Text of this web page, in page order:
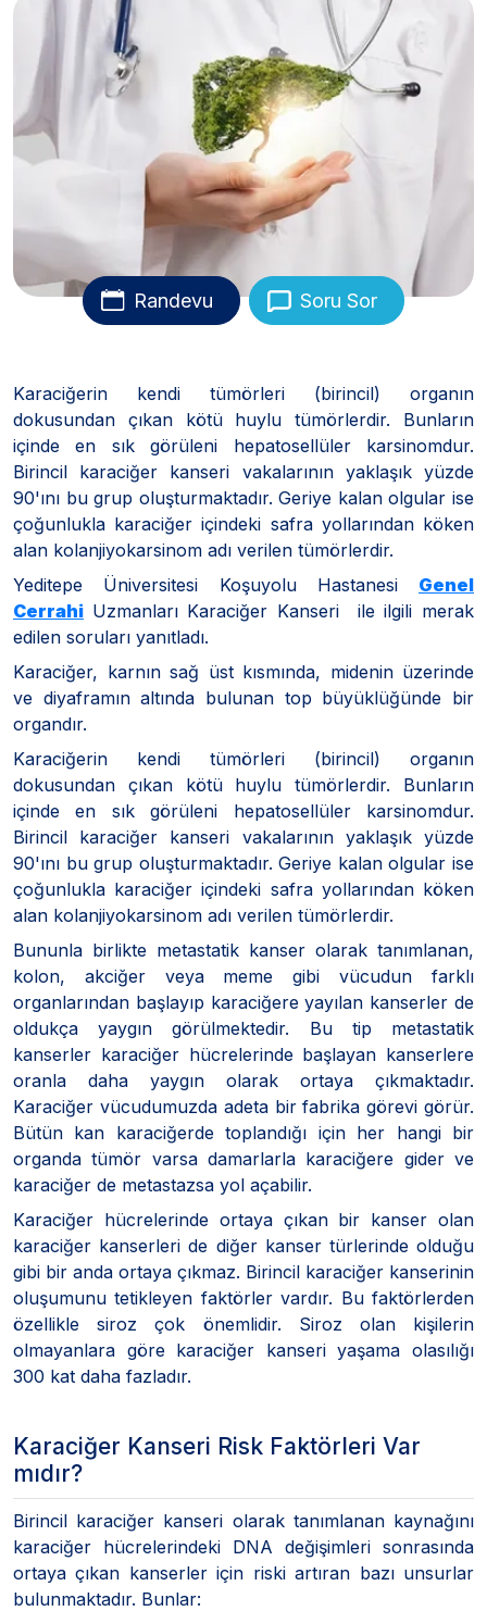
Randevu Soru Sor
Karaciğerin kendi tümörleri (birincil) organın
dokusundan çıkan kötü huylu tümörlerdir. Bunların
içinde en sık görüleni hepatosellüler karsinomdur.
Birincil karaciğer kanseri vakalarının yaklaşık yüzde
90'ını bu grup oluşturmaktadır. Geriye kalan olgular ise
çoğunlukla karaciğer içindeki safra yollarından köken
alan kolanjiyokarsinom adı verilen tümörlerdir.
Yeditepe Üniversitesi Koşuyolu Hastanesi Genel
Cerrahi Uzmanları Karaciğer Kanseri ile ilgili merak
edilen soruları yanıtladı.
Karaciğer, karnın sağ üst kısmında, midenin üzerinde
ve diyaframın altında bulunan top büyüklüğünde bir
organdır.
Karaciğerin kendi tümörleri (birincil) organın
dokusundan çıkan kötü huylu tümörlerdir. Bunların
içinde en sık görüleni hepatosellüler karsinomdur.
Birincil karaciğer kanseri vakalarının yaklaşık yüzde
90'ını bu grup oluşturmaktadır. Geriye kalan olgular ise
çoğunlukla karaciğer içindeki safra yollarından köken
alan kolanjiyokarsinom adı verilen tümörlerdir.
Bununla birlikte metastatik kanser olarak tanımlanan,
kolon, akciğer veya meme gibi vücudun farklı
organlarından başlayıp karaciğere yayılan kanserler de
oldukça yaygın görülmektedir. Bu tip metastatik
kanserler karaciğer hücrelerinde başlayan kanserlere
oranla daha yaygın olarak ortaya çıkmaktadır.
Karaciğer vücudumuzda adeta bir fabrika görevi görür.
Bütün kan karaciğerde toplandığı için her hangi bir
organda tümör varsa damarlarla karaciğere gider ve
karaciğer de metastazsa yol açabilir.
Karaciğer hücrelerinde ortaya çıkan bir kanser olan
karaciğer kanserleri de diğer kanser türlerinde olduğu
gibi bir anda ortaya çıkmaz. Birincil karaciğer kanserinin
oluşumunu tetikleyen faktörler vardır. Bu faktörlerden
özellikle siroz çok önemlidir. Siroz olan kişilerin
olmayanlara göre karaciğer kanseri yaşama olasılığı
300 kat daha fazladır.
Karaciğer Kanseri Risk Faktörleri Var
mıdır?
Birincil karaciğer kanseri olarak tanımlanan kaynağını
karaciğer hücrelerindeki DNA değişimleri sonrasında
ortaya çıkan kanserler için riski artıran bazı unsurlar
bulunmaktadır. Bunlar: